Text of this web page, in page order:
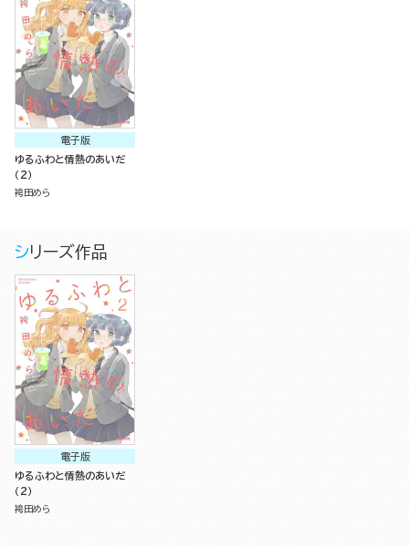
電子版
ゆるふわと情熱のあいだ
（2）
袴田めら
シリーズ作品
電子版
ゆるふわと情熱のあいだ
（2）
袴田めら